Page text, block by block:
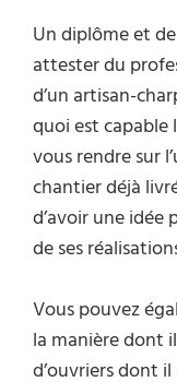
Un diplôme et
attester du
d’un artisan-
quoi est capable
vous rendre sur
chantier déjà
d’avoir une idée
de ses
Vous pouvez
la manière dont
d’ouvriers dont